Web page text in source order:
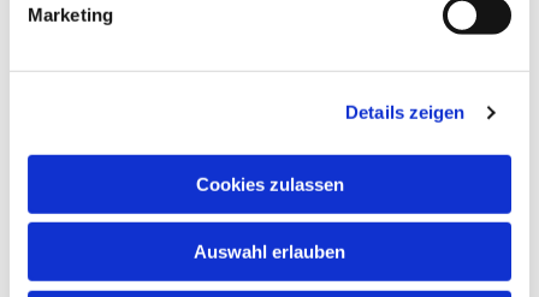
Marketing
Details zeigen
Cookies zulassen
Auswahl erlauben